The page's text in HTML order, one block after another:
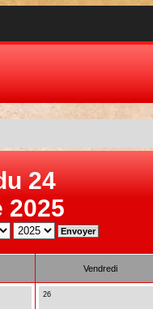
24
2025
Vendredi
26